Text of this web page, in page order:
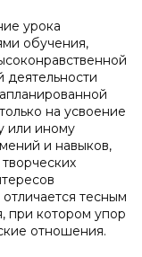
урока
обучения,
деятельности
на усвоение
или иному
и навыков,
тесным
при котором упор
отношения.